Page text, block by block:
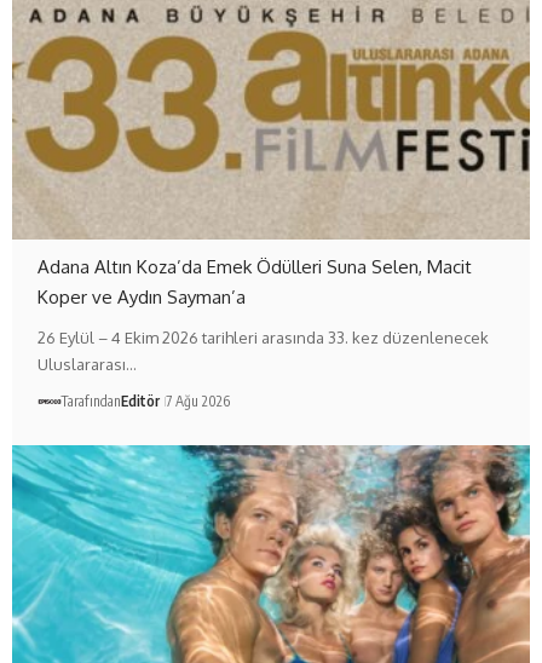
Adana Altın Koza’da Emek Ödülleri Suna Selen, Macit
Koper ve Aydın Sayman’a
26 Eylül – 4 Ekim 2026 tarihleri arasında 33. kez düzenlenecek
Uluslararası…
TarafındanEditör 7 Ağu 2026